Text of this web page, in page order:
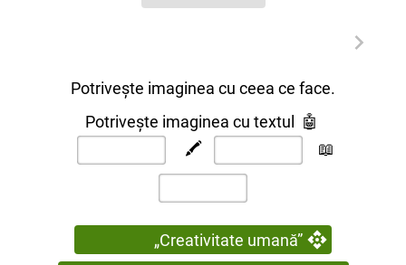
Potrivește imaginea cu ceea ce face.
Potrivește imaginea cu textul 🤖
🖍️
📖
„Creativitate umană”